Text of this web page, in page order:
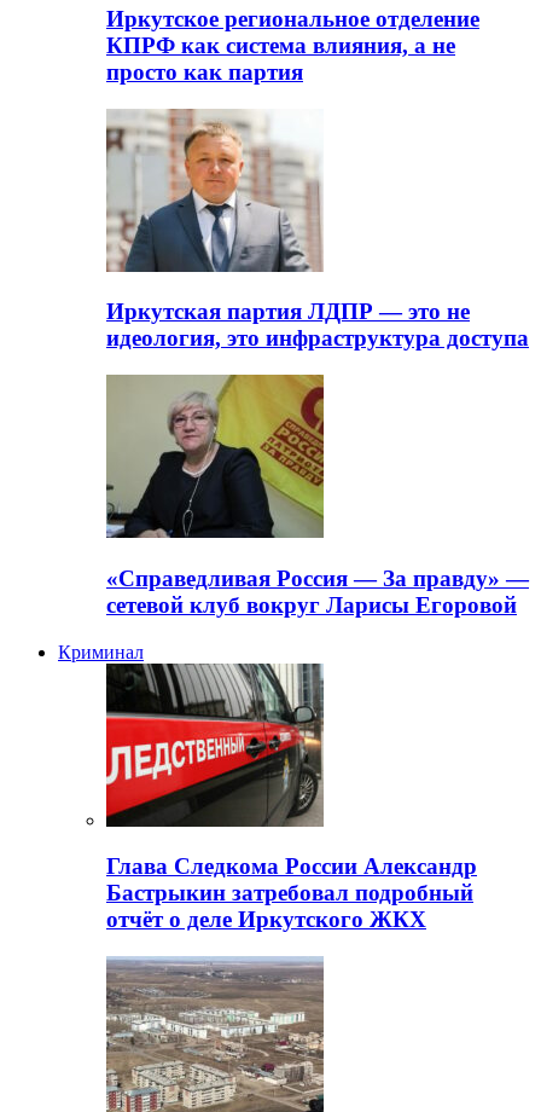
Иркутское региональное отделение
КПРФ как система влияния, а не
просто как партия
Иркутская партия ЛДПР — это не
идеология, это инфраструктура доступа
«Справедливая Россия — За правду» —
сетевой клуб вокруг Ларисы Егоровой
Криминал
Глава Следкома России Александр
Бастрыкин затребовал подробный
отчёт о деле Иркутского ЖКХ